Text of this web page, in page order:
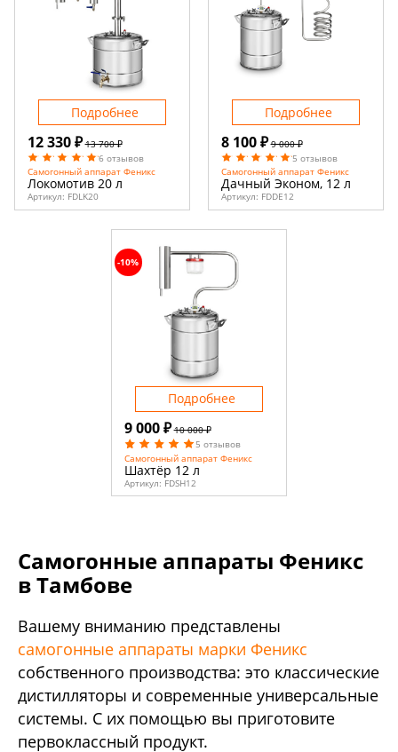
12 330 ₽ 13 700 ₽
6 отзывов
Самогонный аппарат Феникс
Локомотив 20 л
Артикул: FDLK20
Подробнее
8 100 ₽ 9 000 ₽
5 отзывов
Самогонный аппарат Феникс
Дачный Эконом, 12 л
Артикул: FDDE12
Подробнее
9 000 ₽ 10 000 ₽
5 отзывов
Самогонный аппарат Феникс
Шахтёр 12 л
Артикул: FDSH12
-10%
Подробнее
Самогонные аппараты Феникс
в Тамбове
Вашему вниманию представлены
самогонные аппараты марки Феникс
собственного производства: это классические
дистилляторы и современные универсальные
системы. С их помощью вы приготовите
первоклассный продукт.